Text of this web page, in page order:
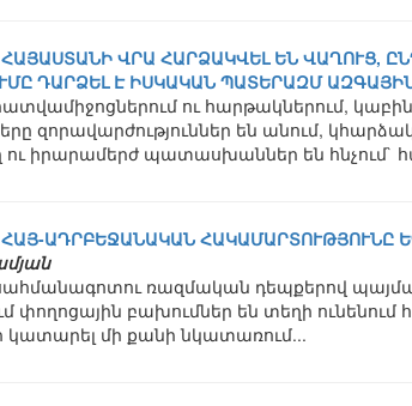
ՀԱՅԱՍՏԱՆԻ ՎՐԱ ՀԱՐՁԱԿՎԵԼ ԵՆ ՎԱՂՈՒՑ,
ԴԱՐՁԵԼ Է ԻՍԿԱԿԱՆ ՊԱՏԵՐԱԶՄ
ու հարթակներում,
զորավարժություններ են անում,
ու իրարամերժ պատասխաններ են
ՀԱՅ-ԱԴՐԲԵՋԱՆԱԿԱՆ ՀԱԿԱՄԱՐՏՈՒԹՅՈՒՆԸ
ռազմական դեպքերով
փողոցային բախումներ են տեղի
կատարել մի քանի նկատառում...